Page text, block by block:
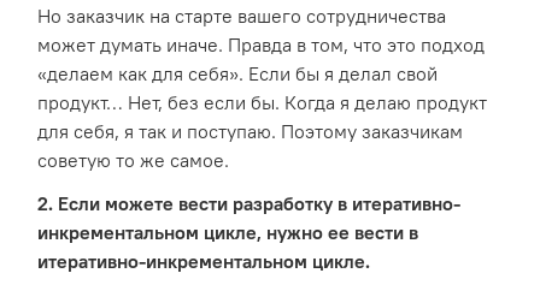
Но заказчик на старте вашего сотрудничества
может думать иначе. Правда в том, что это подход
«делаем как для себя». Если бы я делал свой
продукт… Нет, без если бы. Когда я делаю продукт
для себя, я так и поступаю. Поэтому заказчикам
советую то же самое.
2. Если можете вести разработку в итеративно-
инкрементальном цикле, нужно ее вести в
итеративно-инкрементальном цикле.